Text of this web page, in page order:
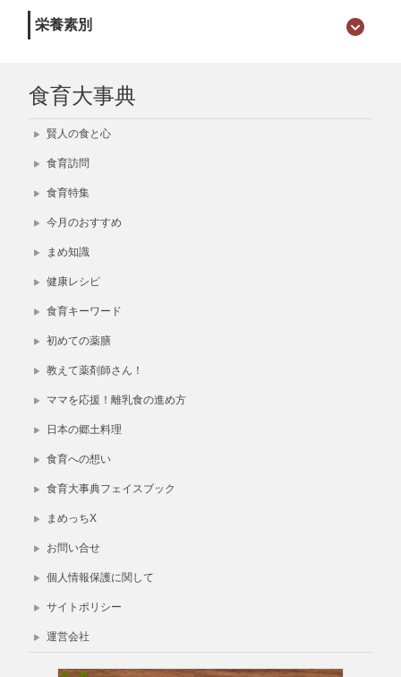
栄養素別
食育大事典
賢人の食と心
食育訪問
食育特集
今月のおすすめ
まめ知識
健康レシピ
食育キーワード
初めての薬膳
教えて薬剤師さん！
ママを応援！離乳食の進め方
日本の郷土料理
食育への想い
食育大事典フェイスブック
まめっちX
お問い合せ
個人情報保護に関して
サイトポリシー
運営会社